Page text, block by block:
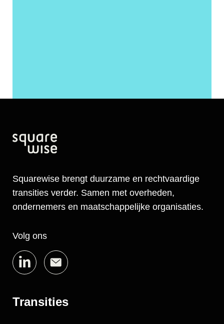
Squarewise brengt duurzame en rechtvaardige
transities verder. Samen met overheden,
ondernemers en maatschappelijke organisaties.
Volg ons
Transities